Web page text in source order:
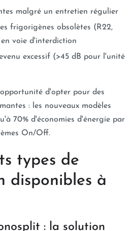
malgré un entretien régulier
frigorigènes obsolètes (R22,
voie d'interdiction
excessif (>45 dB pour l'unité
d'opter pour des
: les nouveaux modèles
70% d'économies d'énergie par
On/Off.
types de
disponibles à
: la solution